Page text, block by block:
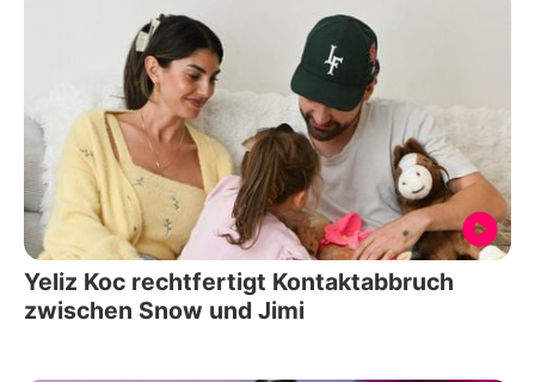
Yeliz Koc rechtfertigt Kontaktabbruch
zwischen Snow und Jimi